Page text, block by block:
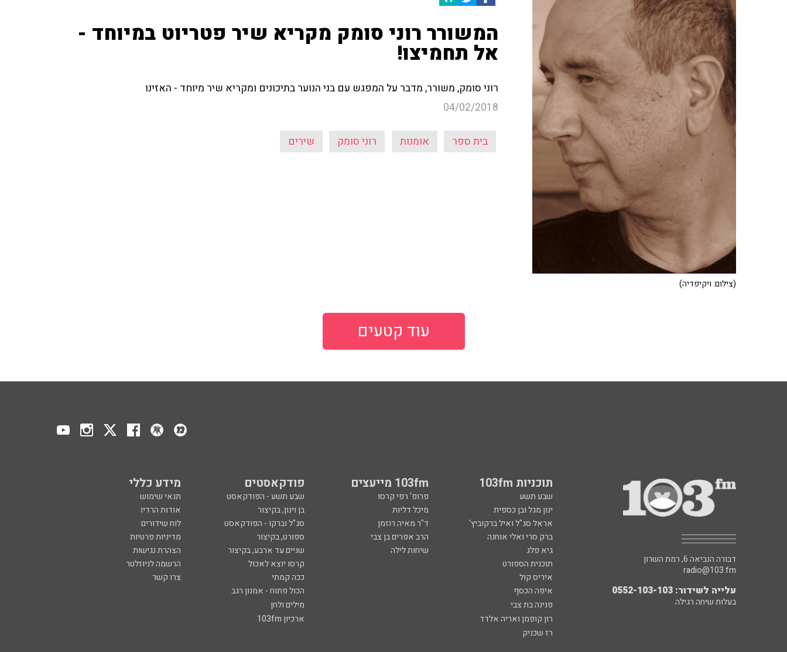
המשורר רוני סומק מקריא שיר פטריוט במיוחד -
אל תחמיצו!
רוני סומק, משורר, מדבר על המפגש עם בני הנוער בתיכונים ומקריא שיר מיוחד - האזינו
04/02/2018
בית ספר אומנות רוני סומק שירים
(צילום: ויקיפדיה)
עוד קטעים
תוכניות 103fm 103fm מייעצים פודקאסטים מידע כללי
שבע תשע פרופ' רפי קרסו שבע תשע - הפודקאסט
תנאי שימוש
ינון מגל ובן כספית
מיכל דליות בן וינון, בקיצור
אודות הרדיו
אראל סג"ל ואיל ברקוביץ'
ד"ר מאיה רוזמן סג"ל וברקו - הפודקאסט
לוח שידורים
ברק סרי ואלי אוחנה
הרב אפרים בן צבי ספורט, בקיצור
מדיניות פרטיות
גיא פלג
שיחות לילה שניים עד ארבע, בקיצור
הצהרת נגישות
תוכנית הספורט
קרסו יוצא לאכול
הרשמה לניוזלטר
איריס קול
ככה קמתי
צרו קשר
איפה הכסף
הכול פתוח - אמנון רגב
פנינה בת צבי
מילים ולחן
רון קופמן ואריה אלדד
ארכיון 103fm
רז שכניק
דבורה הנביאה 6, רמת השרון
radio@103.fm
עלייה לשידור: 0552-103-103
בעלות שיחה רגילה